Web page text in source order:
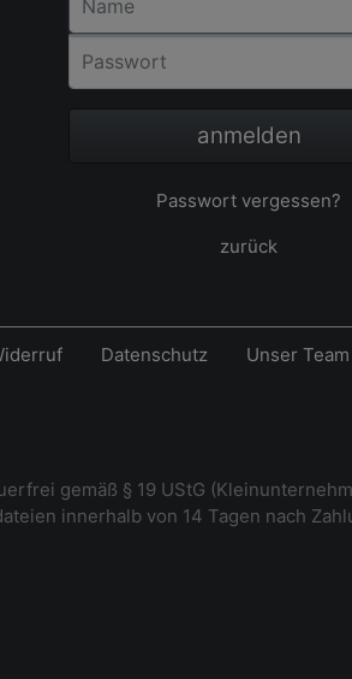
Passwort
anmelden
Passwort vergessen?
zurück
Datenschutz Unser Team
gemäß § 19 UStG
innerhalb von 14 Tagen nach